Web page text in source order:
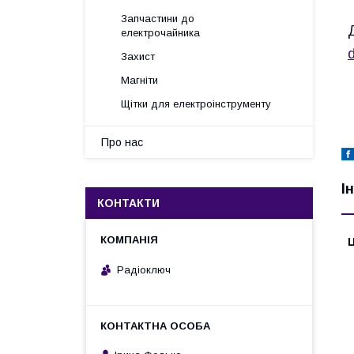
Запчастини до
електрочайника
Захист
Магніти
Щітки для електроінструменту
Про нас
КОНТАКТИ
Радіоключ